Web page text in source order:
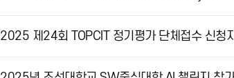
2025 제24회 TOPCIT 정기평가 단체접수 신청